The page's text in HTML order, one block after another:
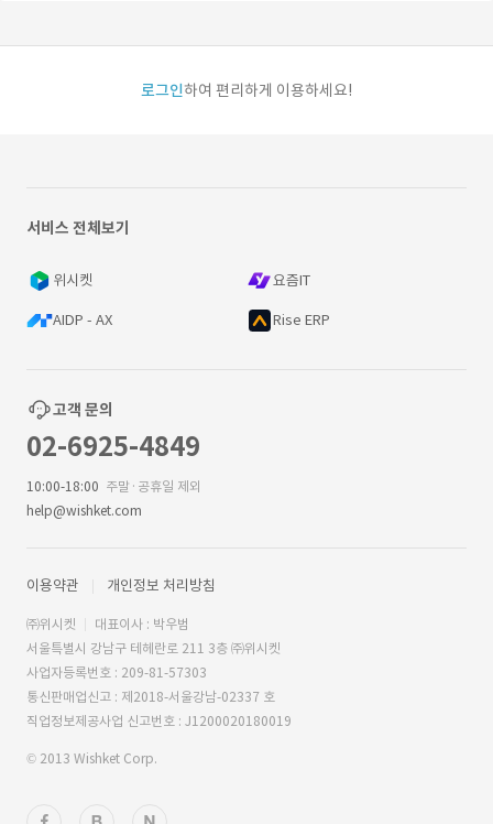
로그인하여 편리하게 이용하세요!
서비스 전체보기
위시켓 요즘IT
AIDP - AX Rise ERP
고객 문의
02-6925-4849
10:00-18:00 주말·공휴일 제외
help@wishket.com
이용약관 개인정보 처리방침
㈜위시켓
대표이사 : 박우범
서울특별시 강남구 테헤란로 211 3층 ㈜위시켓
사업자등록번호 : 209-81-57303
통신판매업신고 : 제2018-서울강남-02337 호
직업정보제공사업 신고번호 : J1200020180019
© 2013 Wishket Corp.